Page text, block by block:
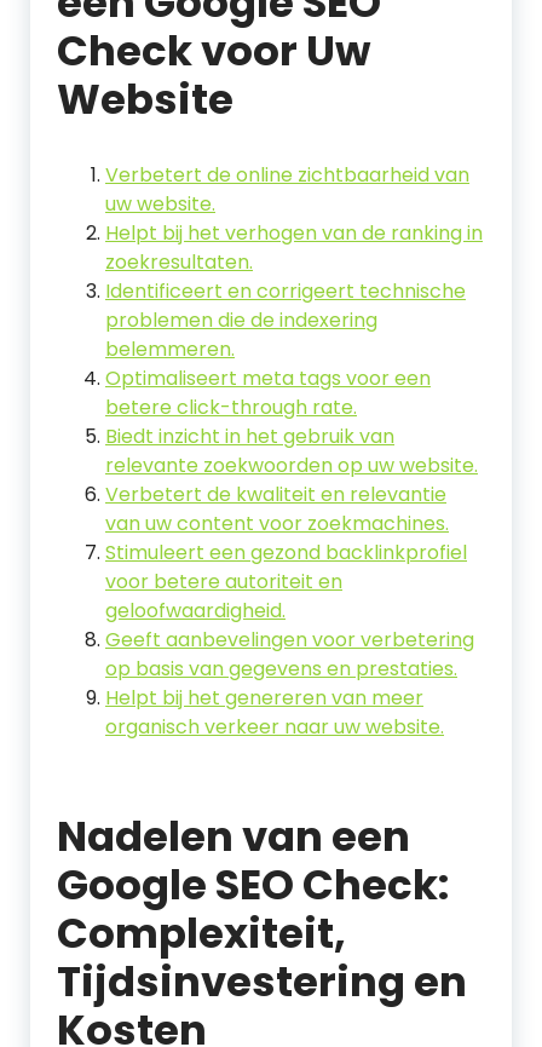
Check voor Uw
Website
Verbetert de online zichtbaarheid van
uw website.
Helpt bij het verhogen van de ranking in
zoekresultaten.
Identificeert en corrigeert technische
problemen die de indexering
belemmeren.
Optimaliseert meta tags voor een
betere click-through rate.
Biedt inzicht in het gebruik van
relevante zoekwoorden op uw website.
Verbetert de kwaliteit en relevantie
van uw content voor zoekmachines.
Stimuleert een gezond backlinkprofiel
voor betere autoriteit en
geloofwaardigheid.
Geeft aanbevelingen voor verbetering
op basis van gegevens en prestaties.
Helpt bij het genereren van meer
organisch verkeer naar uw website.
Nadelen van een
Google SEO Check:
Complexiteit,
Tijdsinvestering en
Kosten